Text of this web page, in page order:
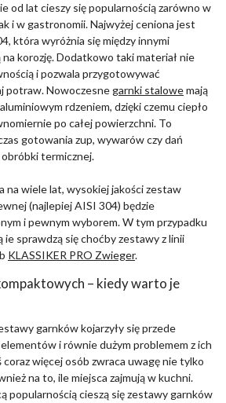
od lat cieszy się popularnością zarówno w
i w gastronomii. Najwyżej ceniona jest
która wyróżnia się między innymi
korozję. Dodatkowo taki materiał nie
i pozwala przygotowywać
potraw. Nowoczesnegarnki stalowemają
rdzeniem, dzięki czemu ciepło
po całej powierzchni. To
gotowania zup, wywarów czy dań
obróbki termicznej.
na wiele lat, wysokiej jakości zestaw
(najlepiej AISI 304) będzie
i pewnym wyborem. W tym przypadku
ie sprawdzą się choćby zestawy z linii
KLASSIKER PRO Zwieger.
– kiedy warto je
garnków kojarzyły się przede
i równie dużym problemem z ich
więcej osób zwraca uwagę nie tylko
na to, ile miejsca zajmują w kuchni.
popularnością cieszą się zestawy garnków